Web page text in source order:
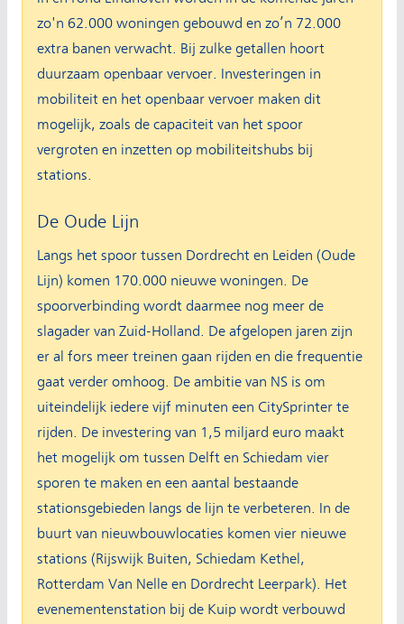
zo'n 62.000 woningen gebouwd en zo’n 72.000
extra banen verwacht. Bij zulke getallen hoort
duurzaam openbaar vervoer. Investeringen in
mobiliteit en het openbaar vervoer maken dit
mogelijk, zoals de capaciteit van het spoor
vergroten en inzetten op mobiliteitshubs bij
stations.
De Oude Lijn
Langs het spoor tussen Dordrecht en Leiden (Oude
Lijn) komen 170.000 nieuwe woningen. De
spoorverbinding wordt daarmee nog meer de
slagader van Zuid-Holland. De afgelopen jaren zijn
er al fors meer treinen gaan rijden en die frequentie
gaat verder omhoog. De ambitie van NS is om
uiteindelijk iedere vijf minuten een CitySprinter te
rijden. De investering van 1,5 miljard euro maakt
het mogelijk om tussen Delft en Schiedam vier
sporen te maken en een aantal bestaande
stationsgebieden langs de lijn te verbeteren. In de
buurt van nieuwbouwlocaties komen vier nieuwe
stations (Rijswijk Buiten, Schiedam Kethel,
Rotterdam Van Nelle en Dordrecht Leerpark). Het
evenementenstation bij de Kuip wordt verbouwd